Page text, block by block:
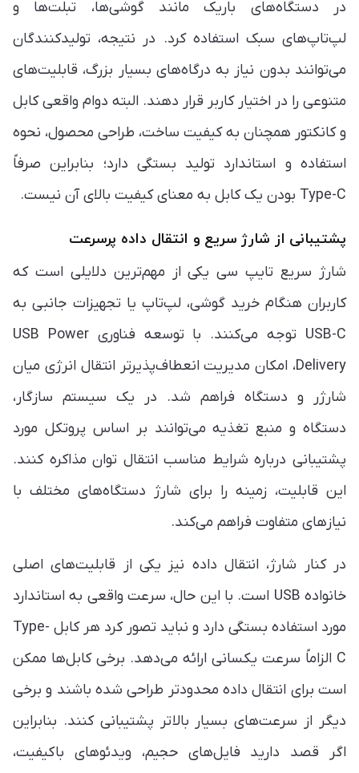
در دستگاه‌های باریک مانند گوشی‌ها، تبلت‌ها و
لپ‌تاپ‌های سبک استفاده کرد. در نتیجه، تولیدکنندگان
می‌توانند بدون نیاز به درگاه‌های بسیار بزرگ، قابلیت‌های
متنوعی را در اختیار کاربر قرار دهند. البته دوام واقعی کابل
و کانکتور همچنان به کیفیت ساخت، طراحی محصول، نحوه
استفاده و استاندارد تولید بستگی دارد؛ بنابراین صرفاً
Type-C بودن یک کابل به معنای کیفیت بالای آن نیست.
پشتیبانی از شارژ سریع و انتقال داده پرسرعت
شارژ سریع تایپ سی یکی از مهم‌ترین دلایلی است که
کاربران هنگام خرید گوشی، لپ‌تاپ یا تجهیزات جانبی به
USB-C توجه می‌کنند. با توسعه فناوری USB Power
Delivery، امکان مدیریت انعطاف‌پذیرتر انتقال انرژی میان
شارژر و دستگاه فراهم شد. در یک سیستم سازگار،
دستگاه و منبع تغذیه می‌توانند بر اساس پروتکل مورد
پشتیبانی درباره شرایط مناسب انتقال توان مذاکره کنند.
این قابلیت، زمینه را برای شارژ دستگاه‌های مختلف با
نیازهای متفاوت فراهم می‌کند.
در کنار شارژ، انتقال داده نیز یکی از قابلیت‌های اصلی
خانواده USB است. با این حال، سرعت واقعی به استاندارد
مورد استفاده بستگی دارد و نباید تصور کرد هر کابل Type-
C الزاماً سرعت یکسانی ارائه می‌دهد. برخی کابل‌ها ممکن
است برای انتقال داده محدودتر طراحی شده باشند و برخی
دیگر از سرعت‌های بسیار بالاتر پشتیبانی کنند. بنابراین
اگر قصد دارید فایل‌های حجیم، ویدئوهای باکیفیت،